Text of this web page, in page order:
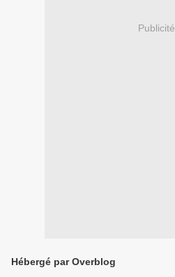
Publicité
Hébergé par Overblog